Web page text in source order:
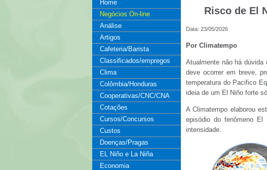
Home
Negócios On-line
Análise
Artigos
Cafeteria/Barista
Classificados/empregos
Clima
Colômbia/Honduras
Cooperativas/CNC/CNA
Cotações
Cursos/Concursos
Custos
Doenças/Pragas
EL Niño e La Niña
Economia
Risco de El
Data: 23/05/2026
Por Climatempo
Atualmente não há
deve ocorrer em breve,
temperatura do Pacifico
ideia de um El Niño forte
A Climatempo elaborou
episódio do fenômeno
intensidade.